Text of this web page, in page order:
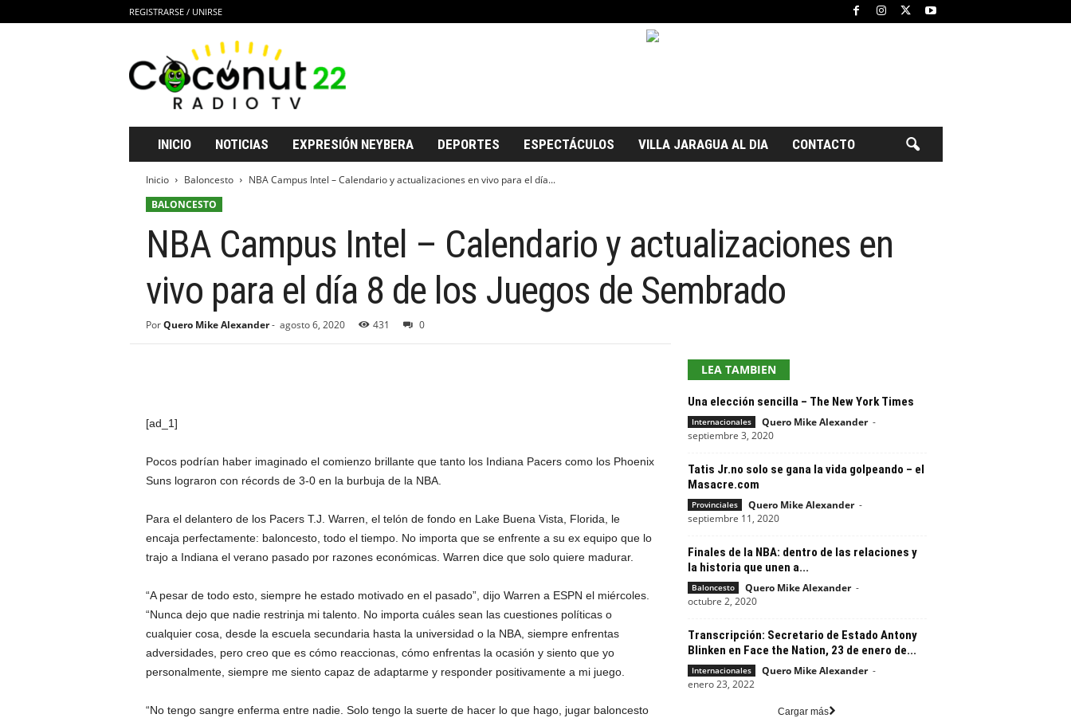
REGISTRARSE / UNIRSE
c
o
INICIO NOTICIAS EXPRESIÓN NEYBERA DEPORTES ESPECTÁCULOS VILLA JARAGUA AL DIA CONTACTO
Inicio Baloncesto
NBA Campus Intel – Calendario y actualizaciones en vivo para el día...
BALONCESTO
NBA Campus Intel – Calendario y actualizaciones en
vivo para el día 8 de los Juegos de Sembrado
Por Quero Mike Alexander- agosto 6, 2020 431 0
[ad_1]
Pocos podrían haber imaginado el comienzo brillante que tanto los Indiana Pacers como los Phoenix
Suns lograron con récords de 3-0 en la burbuja de la NBA.
Para el delantero de los Pacers T.J. Warren, el telón de fondo en Lake Buena Vista, Florida, le
encaja perfectamente: baloncesto, todo el tiempo. No importa que se enfrente a su ex equipo que lo
trajo a Indiana el verano pasado por razones económicas. Warren dice que solo quiere madurar.
“A pesar de todo esto, siempre he estado motivado en el pasado”, dijo Warren a ESPN el miércoles.
“Nunca dejo que nadie restrinja mi talento. No importa cuáles sean las cuestiones políticas o
cualquier cosa, desde la escuela secundaria hasta la universidad o la NBA, siempre enfrentas
adversidades, pero creo que es cómo reaccionas, cómo enfrentas la ocasión y siento que yo
personalmente, siempre me siento capaz de adaptarme y responder positivamente a mi juego.
“No tengo sangre enferma entre nadie. Solo tengo la suerte de hacer lo que hago, jugar baloncesto
LEA TAMBIEN
Una elección sencilla – The New York Times
Internacionales Quero Mike Alexander -
septiembre 3, 2020
Tatis Jr.no solo se gana la vida golpeando – el
Masacre.com
Provinciales Quero Mike Alexander -
septiembre 11, 2020
Finales de la NBA: dentro de las relaciones y
la historia que unen a...
Baloncesto Quero Mike Alexander -
octubre 2, 2020
Transcripción: Secretario de Estado Antony
Blinken en Face the Nation, 23 de enero de...
Internacionales Quero Mike Alexander -
enero 23, 2022
Cargar más